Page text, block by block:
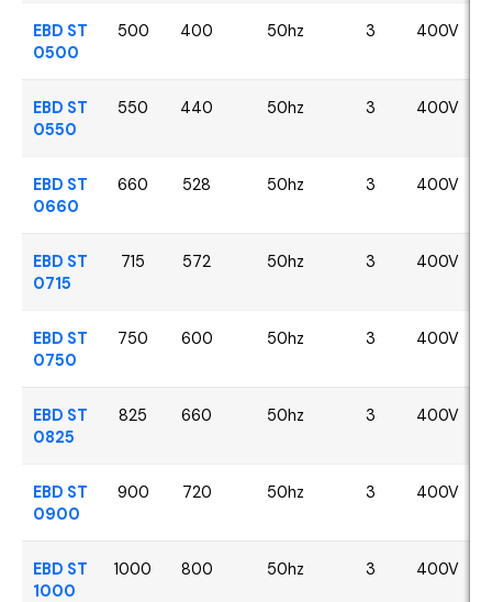
EBD ST
0500
500 400 50hz 3 400V
EBD ST
0550
550 440 50hz 3 400V
EBD ST
0660
660 528 50hz 3 400V
EBD ST
0715
715 572 50hz 3 400V
EBD ST
0750
750 600 50hz 3 400V
EBD ST
0825
825 660 50hz 3 400V
EBD ST
0900
900 720 50hz 3 400V
EBD ST
1000
1000 800 50hz 3 400V